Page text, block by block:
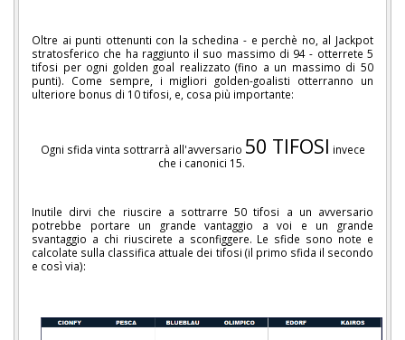
Oltre ai punti ottenunti con la schedina - e perchè no, al Jackpot
stratosferico che ha raggiunto il suo massimo di 94 - otterrete 5
tifosi per ogni golden goal realizzato (fino a un massimo di 50
punti). Come sempre, i migliori golden-goalisti otterranno un
ulteriore bonus di 10 tifosi, e, cosa più importante:
Ogni sfida vinta sottrarrà all'avversario 50 TIFOSI invece
che i canonici 15.
Inutile dirvi che riuscire a sottrarre 50 tifosi a un avversario
potrebbe portare un grande vantaggio a voi e un grande
svantaggio a chi riuscirete a sconfiggere. Le sfide sono note e
calcolate sulla classifica attuale dei tifosi (il primo sfida il secondo
e così via):